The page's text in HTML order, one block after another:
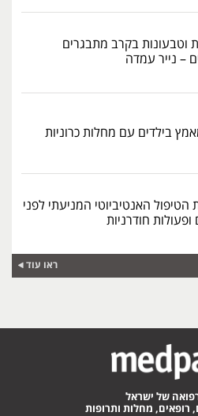
וטבעונות בקרב מתבגרים
– נייר עמדה
בילדים עם מחלות כרוניות
הטיפול האנטיביוטי המניעתי לפני
ופעולות חודרניות
ראו עוד
של ישראל
מחלות ותרופות